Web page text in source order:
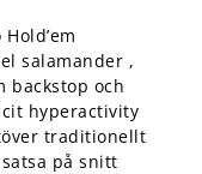
salamander ,
backstop och
hyperactivity
traditionellt
på snitt